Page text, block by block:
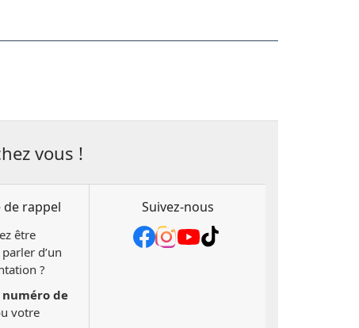
vous !
de rappel
être
d’un
?
numéro de
votre
Suivez-nous